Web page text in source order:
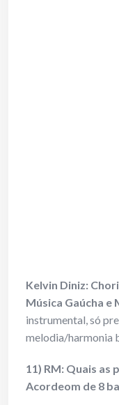
Kelvin Diniz:
Música Gaúcha e
instrumental, só
melodia/harmonia
11) RM: Quais as
Acordeom de 8